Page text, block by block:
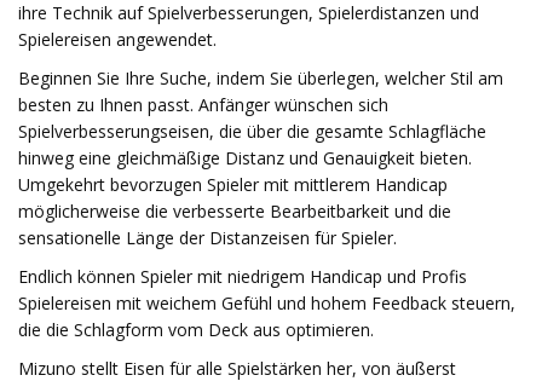
ihre Technik auf Spielverbesserungen, Spielerdistanzen und
Spielereisen angewendet.
Beginnen Sie Ihre Suche, indem Sie überlegen, welcher Stil am
besten zu Ihnen passt. Anfänger wünschen sich
Spielverbesserungseisen, die über die gesamte Schlagfläche
hinweg eine gleichmäßige Distanz und Genauigkeit bieten.
Umgekehrt bevorzugen Spieler mit mittlerem Handicap
möglicherweise die verbesserte Bearbeitbarkeit und die
sensationelle Länge der Distanzeisen für Spieler.
Endlich können Spieler mit niedrigem Handicap und Profis
Spielereisen mit weichem Gefühl und hohem Feedback steuern,
die die Schlagform vom Deck aus optimieren.
Mizuno stellt Eisen für alle Spielstärken her, von äußerst